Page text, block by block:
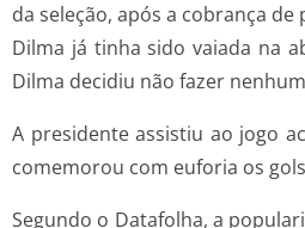
da seleção, após a cobrança
Dilma já tinha sido vaiada na
Dilma decidiu não fazer
A presidente assistiu ao jogo
comemorou com euforia os
Segundo o Datafolha, a